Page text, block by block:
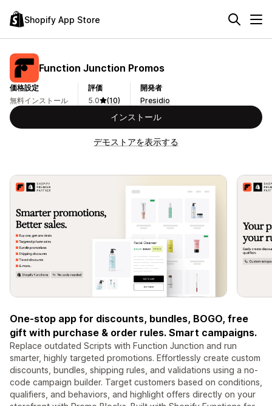
Shopify App Store
Function Junction Promos
価格設定
無料インストール
評価
5.0
(10)
開発者
Presidio
インストール
デモストアを表示する
One-stop app for discounts, bundles, BOGO, free
gift with purchase & order rules. Smart campaigns.
Replace outdated Scripts with Function Junction and run
smarter, highly targeted promotions. Effortlessly create custom
discounts, bundles, shipping rules, and validations using a no-
code campaign builder. Target customers based on conditions,
qualifiers, and behaviors, and highlight offers directly on your